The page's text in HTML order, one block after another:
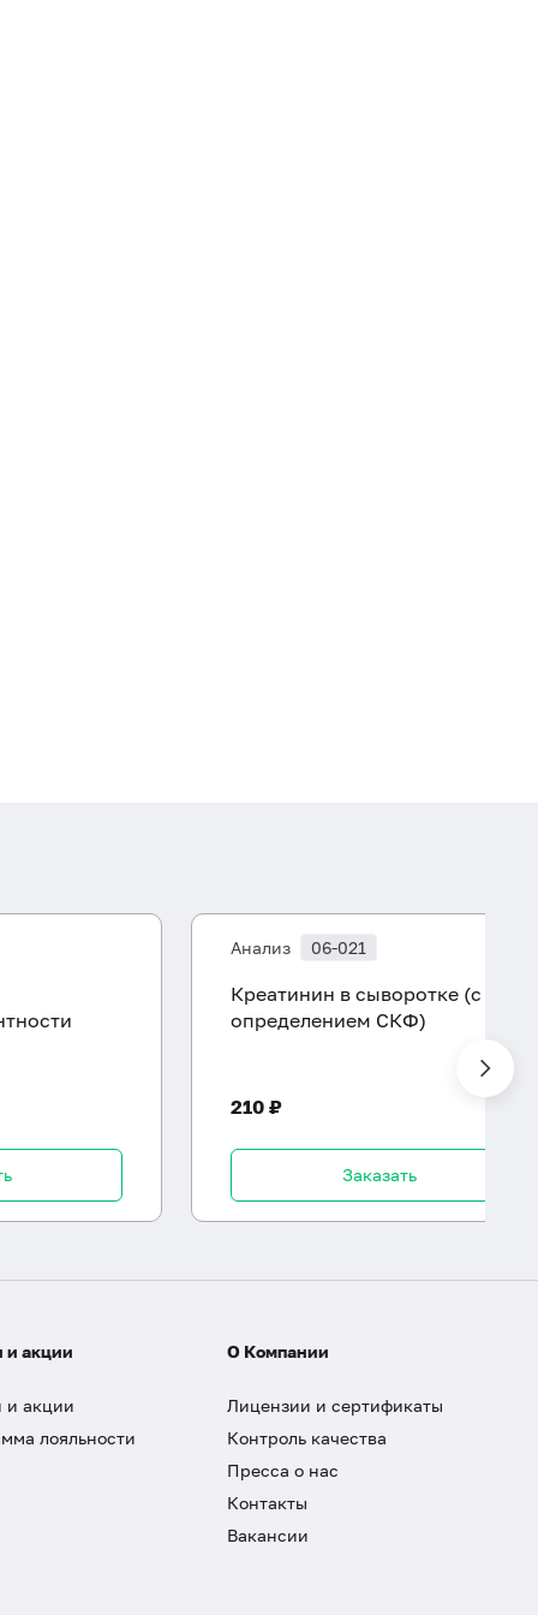
Анализ 06-021
Креатинин в сыворотке (с
определением СКФ)
210 ₽
Заказать
и акции
и акции
лояльности
О Компании
Лицензии и сертификаты
Контроль качества
Пресса о нас
Контакты
Вакансии